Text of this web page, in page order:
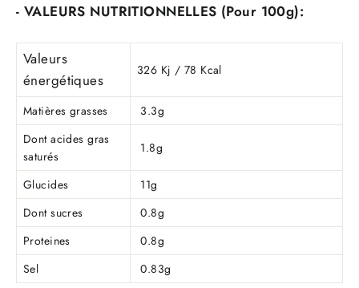
- VALEURS NUTRITIONNELLES (Pour 100g):
Valeurs
énergétiques
326 Kj / 78 Kcal
Matières grasses
3.3g
Dont acides gras
saturés
1.8g
Glucides
11g
Dont sucres
0.8g
Proteines
0.8g
Sel
0.83g